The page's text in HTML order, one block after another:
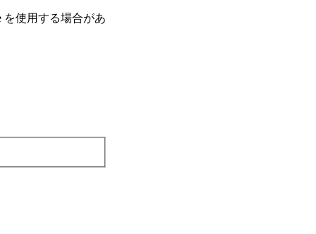
使⽤する場合があ